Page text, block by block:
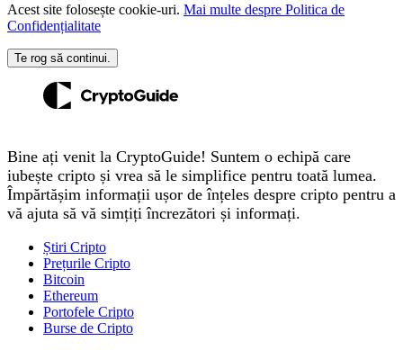
Acest site folosește cookie-uri. Mai multe despre Politica de
Confidențialitate
Te rog să continui.
Bine ați venit la CryptoGuide! Suntem o echipă care
iubește cripto și vrea să le simplifice pentru toată lumea.
Împărtășim informații ușor de înțeles despre cripto pentru a
vă ajuta să vă simțiți încrezători și informați.
Știri Cripto
Prețurile Cripto
Bitcoin
Ethereum
Portofele Cripto
Burse de Cripto